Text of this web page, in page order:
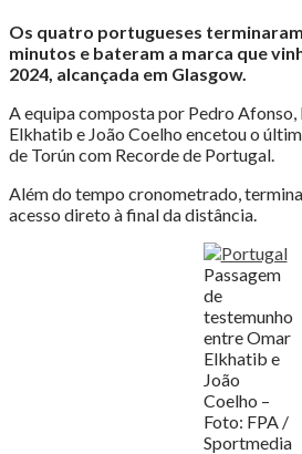
Os quatro portugueses
minutos e bateram a marca que
2024, alcançada em Glasgow.
A equipa composta por Pedro Afonso,
Elkhatib e João Coelho encetou o
de Torún com Recorde de Portugal.
Além do tempo cronometrado,
acesso direto à final da distância.
Passagem
de
testemunho
entre Omar
Elkhatib e
João
Coelho –
Foto: FPA /
Sportmedia